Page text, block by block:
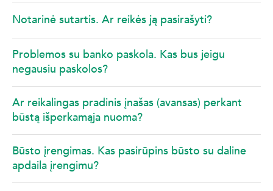
Notarinė sutartis. Ar reikės ją pasirašyti?
Problemos su banko paskola. Kas bus jeigu
negausiu paskolos?
Ar reikalingas pradinis įnašas (avansas) perkant
būstą išperkamąja nuoma?
Būsto įrengimas. Kas pasirūpins būsto su daline
apdaila įrengimu?